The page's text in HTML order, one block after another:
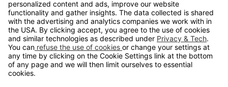
67 80 56 20
Åpningstid
Hverdager 08:00-16:00